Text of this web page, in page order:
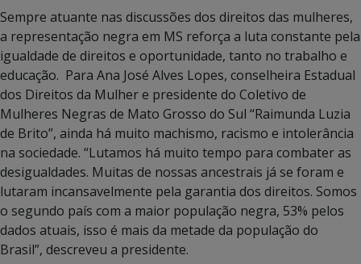
Sempre atuante nas discussões dos direitos das mulheres,
a representação negra em MS reforça a luta constante pela
igualdade de direitos e oportunidade, tanto no trabalho e
educação. Para Ana José Alves Lopes, conselheira Estadual
dos Direitos da Mulher e presidente do Coletivo de
Mulheres Negras de Mato Grosso do Sul “Raimunda Luzia
de Brito”, ainda há muito machismo, racismo e intolerância
na sociedade. “Lutamos há muito tempo para combater as
desigualdades. Muitas de nossas ancestrais já se foram e
lutaram incansavelmente pela garantia dos direitos. Somos
o segundo país com a maior população negra, 53% pelos
dados atuais, isso é mais da metade da população do
Brasil”, descreveu a presidente.